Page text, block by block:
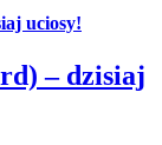
uciosy!
– dzisiaj